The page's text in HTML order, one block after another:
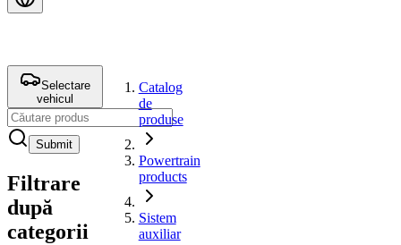
Selectare
vehicul
Submit
Filtrare
după
categorii
Catalog
de
produse
Powertrain
products
Sistem
auxiliar